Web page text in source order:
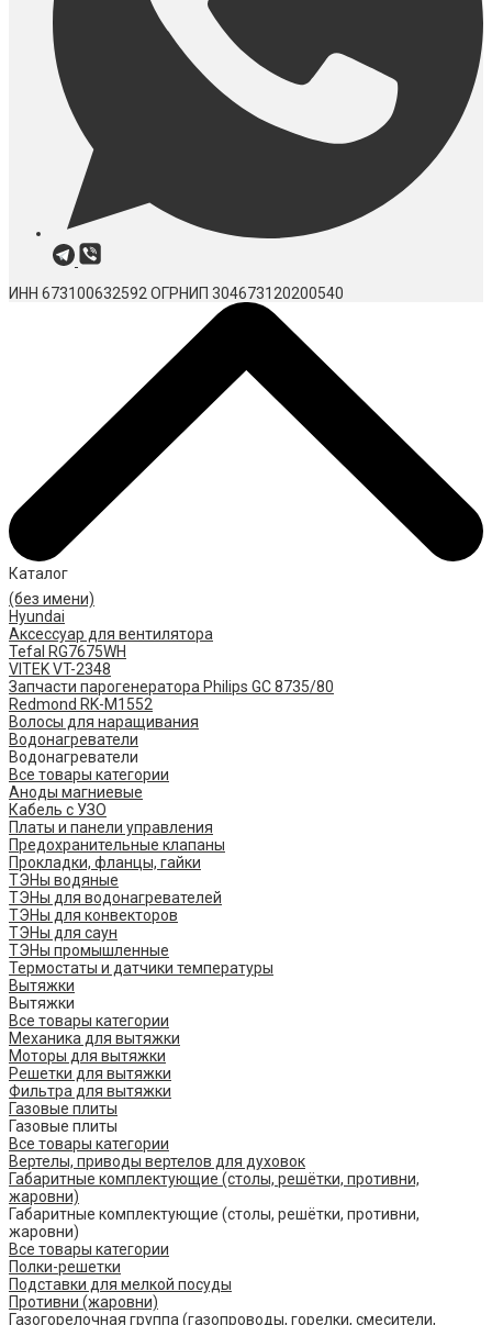
ИНН 673100632592 ОГРНИП 304673120200540
Каталог
(без имени)
Hyundai
Аксессуар для вентилятора
Tefal RG7675WH
VITEK VT-2348
Запчасти парогенератора Philips GC 8735/80
Redmond RK-M1552
Волосы для наращивания
Водонагреватели
Водонагреватели
Все товары категории
Аноды магниевые
Кабель с УЗО
Платы и панели управления
Предохранительные клапаны
Прокладки, фланцы, гайки
ТЭНы водяные
ТЭНы для водонагревателей
ТЭНы для конвекторов
ТЭНы для саун
ТЭНы промышленные
Термостаты и датчики температуры
Вытяжки
Вытяжки
Все товары категории
Механика для вытяжки
Моторы для вытяжки
Решетки для вытяжки
Фильтра для вытяжки
Газовые плиты
Газовые плиты
Все товары категории
Вертелы, приводы вертелов для духовок
Габаритные комплектующие (столы, решётки, противни,
жаровни)
Габаритные комплектующие (столы, решётки, противни,
жаровни)
Все товары категории
Полки-решетки
Подставки для мелкой посуды
Противни (жаровни)
Газогорелочная группа (газопроводы, горелки, смесители,